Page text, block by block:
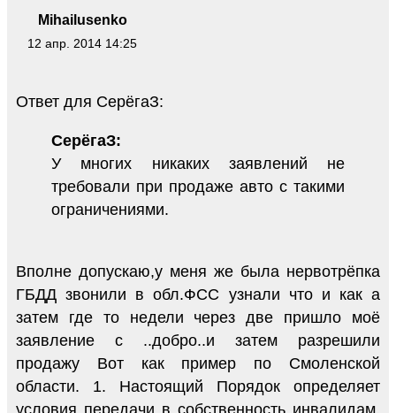
Mihailusenko
12 апр. 2014 14:25
Ответ для СерёгаЗ:
СерёгаЗ:
У многих никаких заявлений не
требовали при продаже авто с такими
ограничениями.
Вполне допускаю,у меня же была нервотрёпка
ГБДД звонили в обл.ФСС узнали что и как а
затем где то недели через две пришло моё
заявление с ..добро..и затем разрешили
продажу Вот как пример по Смоленской
области. 1. Настоящий Порядок определяет
условия передачи в собственность инвалидам,